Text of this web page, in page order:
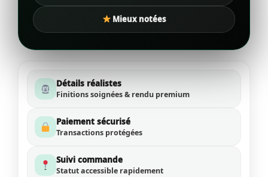
Mieux notées
Détails réalistes
Finitions soignées & rendu premium
Paiement sécurisé
Transactions protégées
Suivi commande
Statut accessible rapidement